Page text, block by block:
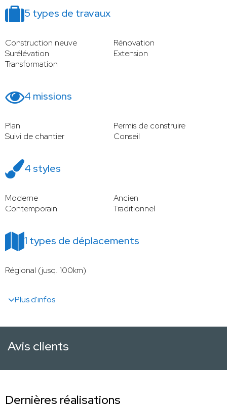
5 types de travaux
Construction neuve
Rénovation
Surélévation
Extension
Transformation
4 missions
Plan
Permis de construire
Suivi de chantier
Conseil
4 styles
Moderne
Ancien
Contemporain
Traditionnel
1 types de déplacements
Régional (jusq. 100km)
Plus d'infos
Avis clients
Dernières réalisations